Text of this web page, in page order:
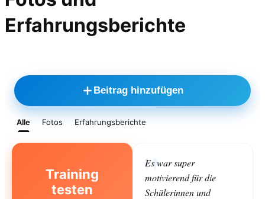
Erfahrungsberichte
Beitrag hinzufügen
Alle Fotos Erfahrungsberichte
Training
testen
Es war super
motivierend für die
Schülerinnen und